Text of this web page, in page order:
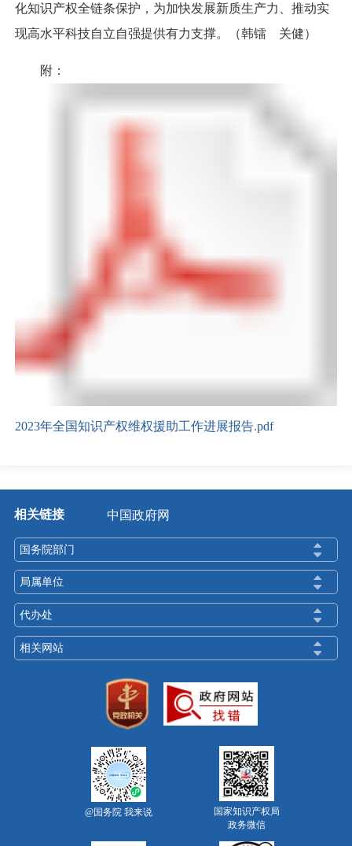
化知识产权全链条保护，为加快发展新质生产力、推动实
现高水平科技自立自强提供有力支撑。（韩镭 关健）
附：
2023年全国知识产权维权援助工作进展报告.pdf
相关链接 中国政府网
国务院部门
局属单位
代办处
相关网站
@国务院 我来说
国家知识产权局
政务微信